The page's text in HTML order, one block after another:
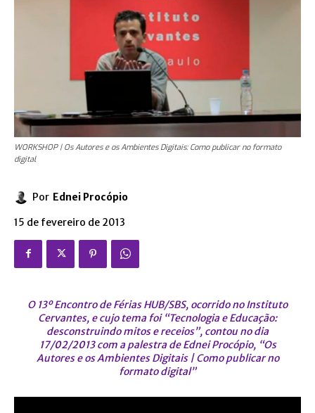
WORKSHOP | Os Autores e os Ambientes Digitais: Como publicar no formato
digital
Por Ednei Procópio
15 de fevereiro de 2013
O 13º Encontro de Férias HUB/SBS, ocorrido no Instituto
Cervantes, e cujo tema foi “Tecnologia e Educação:
desconstruindo mitos e receios”, contou no dia
17/02/2013 com a palestra de Ednei Procópio, “Os
Autores e os Ambientes Digitais | Como publicar no
formato digital”